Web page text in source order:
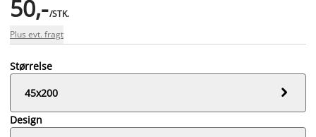
50,-/STK.
Plus evt. fragt
Størrelse
45x200

Design